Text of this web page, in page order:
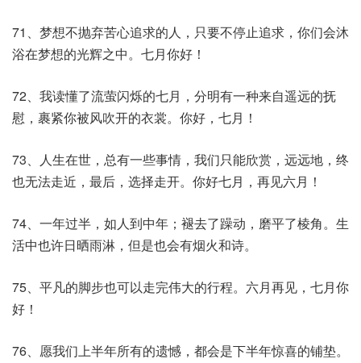
71、梦想不抛弃苦心追求的人，只要不停止追求，你们会沐
浴在梦想的光辉之中。七月你好！
72、我读懂了流萤闪烁的七月，分明有一种来自遥远的抚
慰，裹紧你被风吹开的衣裳。你好，七月！
73、人生在世，总有一些事情，我们只能欣赏，远远地，终
也无法走近，最后，选择走开。你好七月，再见六月！
74、一年过半，如人到中年；褪去了躁动，磨平了棱角。生
活中也许日晒雨淋，但是也会有烟火和诗。
75、平凡的脚步也可以走完伟大的行程。六月再见，七月你
好！
76、愿我们上半年所有的遗憾，都会是下半年惊喜的铺垫。